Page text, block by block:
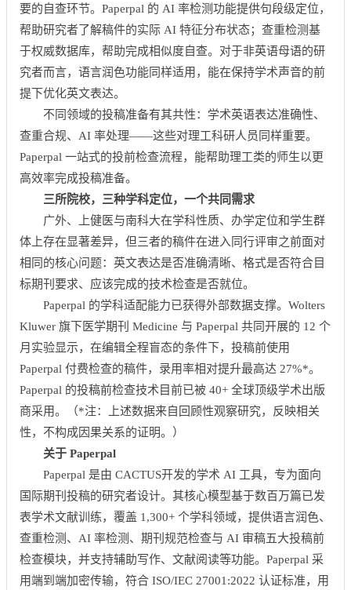
要的自查环节。Paperpal 的 AI 率检测功能提供句段级定位，
帮助研究者了解稿件的实际 AI 特征分布状态；查重检测基
于权威数据库，帮助完成相似度自查。对于非英语母语的研
究者而言，语言润色功能同样适用，能在保持学术声音的前
提下优化英文表达。
不同领域的投稿准备有其共性：学术英语表达准确性、
查重合规、AI 率处理——这些对理工科研人员同样重要。
Paperpal 一站式的投前检查流程，能帮助理工类的师生以更
高效率完成投稿准备。
三所院校，三种学科定位，一个共同需求
广外、上健医与南科大在学科性质、办学定位和学生群
体上存在显著差异，但三者的稿件在进入同行评审之前面对
相同的核心问题：英文表达是否准确清晰、格式是否符合目
标期刊要求、应该完成的技术检查是否就位。
Paperpal 的学科适配能力已获得外部数据支撑。Wolters
Kluwer 旗下医学期刊 Medicine 与 Paperpal 共同开展的 12 个
月实验显示，在编辑全程盲态的条件下，投稿前使用
Paperpal 付费检查的稿件，录用率相对提升最高达 27%*。
Paperpal 的投稿前检查技术目前已被 40+ 全球顶级学术出版
商采用。（*注：上述数据来自回顾性观察研究，反映相关
性，不构成因果关系的证明。）
关于 Paperpal
Paperpal 是由 CACTUS开发的学术 AI 工具，专为面向
国际期刊投稿的研究者设计。其核心模型基于数百万篇已发
表学术文献训练，覆盖 1,300+ 个学科领域，提供语言润色、
查重检测、AI 率检测、期刊规范检查与 AI 审稿五大投稿前
检查模块，并支持辅助写作、文献阅读等功能。Paperpal 采
用端到端加密传输，符合 ISO/IEC 27001:2022 认证标准，用